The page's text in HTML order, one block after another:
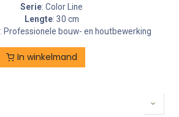
Serie: Color Line
Lengte: 30 cm
: Professionele bouw- en houtbewerking
In winkelmand